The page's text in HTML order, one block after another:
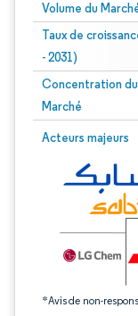
Volume du
Taux de
- 2031)
Concentration du
Marché
Acteurs majeurs
*Avis de non-
Image © Mordor